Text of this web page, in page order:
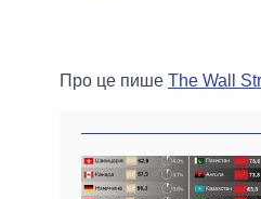
Про це пише The Wall